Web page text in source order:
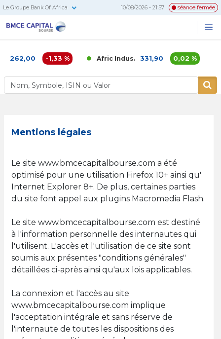
Le Groupe Bank Of Africa 10/08/2026 - 21:57 séance fermée
-1,33 % Afric Indus. 331,90 0,02 %
Mentions légales
Le site www.bmcecapitalbourse.com a été
optimisé pour une utilisation Firefox 10+ ainsi qu'
Internet Explorer 8+. De plus, certaines parties
du site font appel aux plugins Macromedia Flash.
Le site www.bmcecapitalbourse.com est destiné
à l'information personnelle des internautes qui
l'utilisent. L'accès et l'utilisation de ce site sont
soumis aux présentes "conditions générales"
détaillées ci-après ainsi qu'aux lois applicables.
La connexion et l'accès au site
www.bmcecapitalbourse.com implique
l'acceptation intégrale et sans réserve de
l'internaute de toutes les dispositions des